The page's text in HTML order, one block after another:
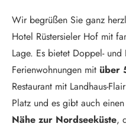
Wir begrüßen Sie ganz
Hotel Rüstersieler Hof mit
Lage. Es bietet Doppel-
Ferienwohnungen mit über
Restaurant mit Landhaus-
Platz und es gibt auch
Nähe zur Nordseeküste,